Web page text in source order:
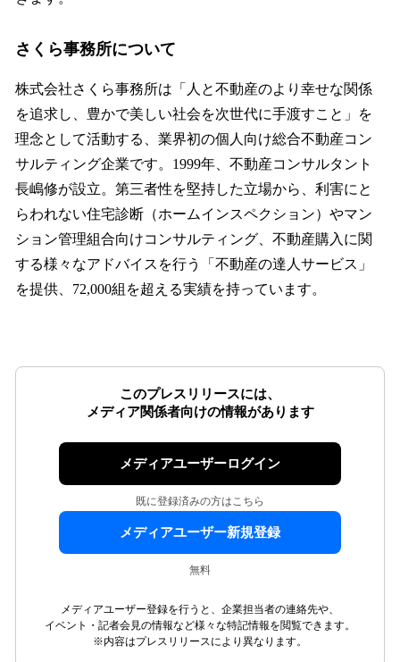
さくら事務所について
株式会社さくら事務所は「人と不動産のより幸せな関係
を追求し、豊かで美しい社会を次世代に手渡すこと」を
理念として活動する、業界初の個人向け総合不動産コン
サルティング企業です。1999年、不動産コンサルタント
長嶋修が設立。第三者性を堅持した立場から、利害にと
らわれない住宅診断（ホームインスペクション）やマン
ション管理組合向けコンサルティング、不動産購入に関
する様々なアドバイスを行う「不動産の達人サービス」
を提供、72,000組を超える実績を持っています。
このプレスリリースには、
メディア関係者向けの情報があります
メディアユーザーログイン
既に登録済みの方はこちら
メディアユーザー新規登録
無料
メディアユーザー登録を行うと、企業担当者の連絡先や、
イベント・記者会見の情報など様々な特記情報を閲覧できます。
※内容はプレスリリースにより異なります。